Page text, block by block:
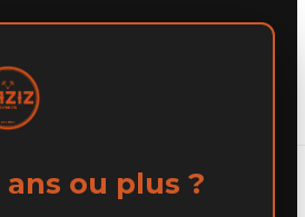
ans ou plus ?